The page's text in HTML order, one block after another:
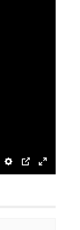
Settings
PIP Enter